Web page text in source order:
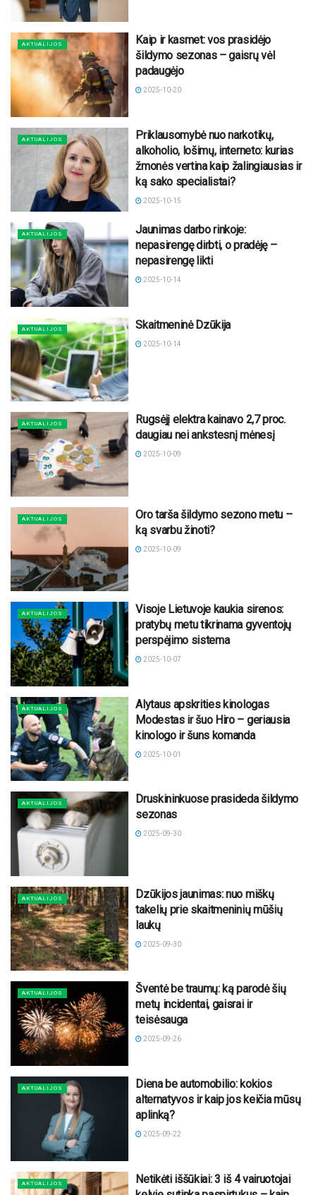
AKTUALIJOS
Kaip ir kasmet: vos prasidėjo
šildymo sezonas – gaisrų vėl
padaugėjo
2025-10-20
AKTUALIJOS
Priklausomybė nuo narkotikų,
alkoholio, lošimų, interneto: kurias
žmonės vertina kaip žalingiausias ir
ką sako specialistai?
2025-10-15
AKTUALIJOS
Jaunimas darbo rinkoje:
nepasirengę dirbti, o pradėję –
nepasirengę likti
2025-10-14
AKTUALIJOS Skaitmeninė Dzūkija
2025-10-14
AKTUALIJOS
Rugsėjį elektra kainavo 2,7 proc.
daugiau nei ankstesnį mėnesį
2025-10-09
AKTUALIJOS
Oro tarša šildymo sezono metu –
ką svarbu žinoti?
2025-10-09
AKTUALIJOS
Visoje Lietuvoje kaukia sirenos:
pratybų metu tikrinama gyventojų
perspėjimo sistema
2025-10-07
AKTUALIJOS
Alytaus apskrities kinologas
Modestas ir šuo Hiro – geriausia
kinologo ir šuns komanda
2025-10-01
AKTUALIJOS
Druskininkuose prasideda šildymo
sezonas
2025-09-30
AKTUALIJOS
Dzūkijos jaunimas: nuo miškų
takelių prie skaitmeninių mūšių
laukų
2025-09-30
AKTUALIJOS
Šventė be traumų: ką parodė šių
metų incidentai, gaisrai ir
teisėsauga
2025-09-26
AKTUALIJOS
Diena be automobilio: kokios
alternatyvos ir kaip jos keičia mūsų
aplinką?
2025-09-22
AKTUALIJOS
Netikėti iššūkiai: 3 iš 4 vairuotojai